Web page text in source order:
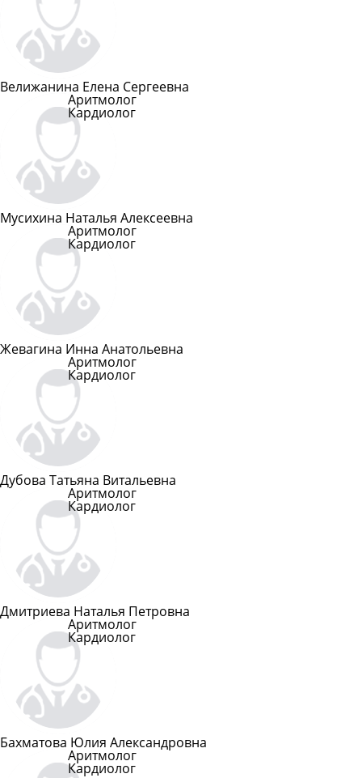
Велижанина Елена Сергеевна
Аритмолог
Кардиолог
Мусихина Наталья Алексеевна
Аритмолог
Кардиолог
Жевагина Инна Анатольевна
Аритмолог
Кардиолог
Дубова Татьяна Витальевна
Аритмолог
Кардиолог
Дмитриева Наталья Петровна
Аритмолог
Кардиолог
Бахматова Юлия Александровна
Аритмолог
Кардиолог